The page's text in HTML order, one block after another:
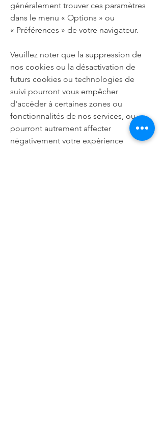
généralement trouver ces paramètres
dans le menu « Options » ou
« Préférences » de votre navigateur.
Veuillez noter que la suppression de
nos cookies ou la désactivation de
futurs cookies ou technologies de
suivi pourront vous empêcher
d'accéder à certaines zones ou
fonctionnalités de nos services, ou
pourront autrement affecter
négativement votre expérience